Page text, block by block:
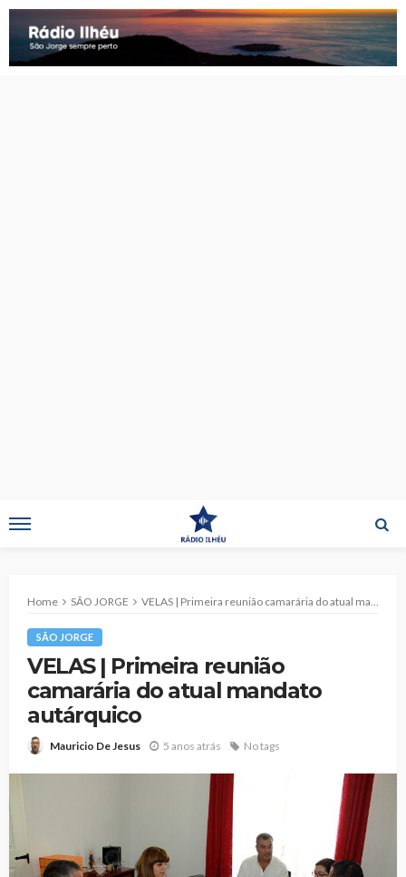
Home SÃO JORGE VELAS | Primeira reunião camarária do atual mandato autárquico
SÃO JORGE
VELAS | Primeira reunião
camarária do atual mandato
autárquico
Mauricio De Jesus 5 anos atrás No tags